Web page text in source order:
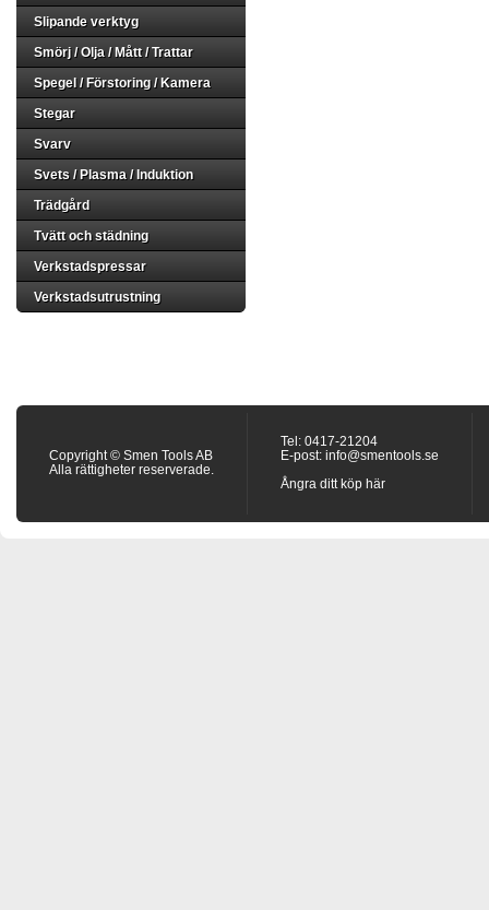
Slipande verktyg
Smörj / Olja / Mått / Trattar
Spegel / Förstoring / Kamera
Stegar
Svarv
Svets / Plasma / Induktion
Trädgård
Tvätt och städning
Verkstadspressar
Verkstadsutrustning
Copyright © Smen Tools AB
Alla rättigheter reserverade.
Tel: 0417-21204
E-post: info@smentools.se
Ångra ditt köp här